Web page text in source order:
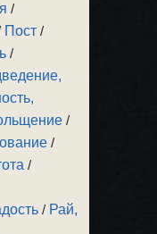
/
Пост /
/
/
/
/
/ Рай,